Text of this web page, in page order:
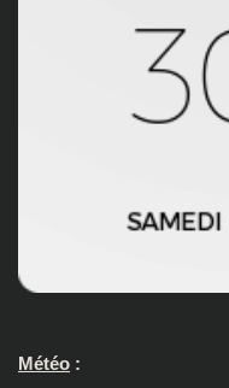
Météo :